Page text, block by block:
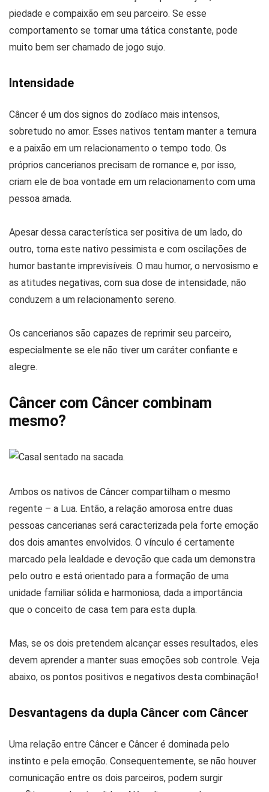
piedade e compaixão em seu parceiro. Se esse
comportamento se tornar uma tática constante, pode
muito bem ser chamado de jogo sujo.
Intensidade
Câncer é um dos signos do zodíaco mais intensos,
sobretudo no amor. Esses nativos tentam manter a ternura
e a paixão em um relacionamento o tempo todo. Os
próprios cancerianos precisam de romance e, por isso,
criam ele de boa vontade em um relacionamento com uma
pessoa amada.
Apesar dessa característica ser positiva de um lado, do
outro, torna este nativo pessimista e com oscilações de
humor bastante imprevisíveis. O mau humor, o nervosismo e
as atitudes negativas, com sua dose de intensidade, não
conduzem a um relacionamento sereno.
Os cancerianos são capazes de reprimir seu parceiro,
especialmente se ele não tiver um caráter confiante e
alegre.
Câncer com Câncer combinam
mesmo?
Ambos os nativos de Câncer compartilham o mesmo
regente – a Lua. Então, a relação amorosa entre duas
pessoas cancerianas será caracterizada pela forte emoção
dos dois amantes envolvidos. O vínculo é certamente
marcado pela lealdade e devoção que cada um demonstra
pelo outro e está orientado para a formação de uma
unidade familiar sólida e harmoniosa, dada a importância
que o conceito de casa tem para esta dupla.
Mas, se os dois pretendem alcançar esses resultados, eles
devem aprender a manter suas emoções sob controle. Veja
abaixo, os pontos positivos e negativos desta combinação!
Desvantagens da dupla Câncer com Câncer
Uma relação entre Câncer e Câncer é dominada pelo
instinto e pela emoção. Consequentemente, se não houver
comunicação entre os dois parceiros, podem surgir